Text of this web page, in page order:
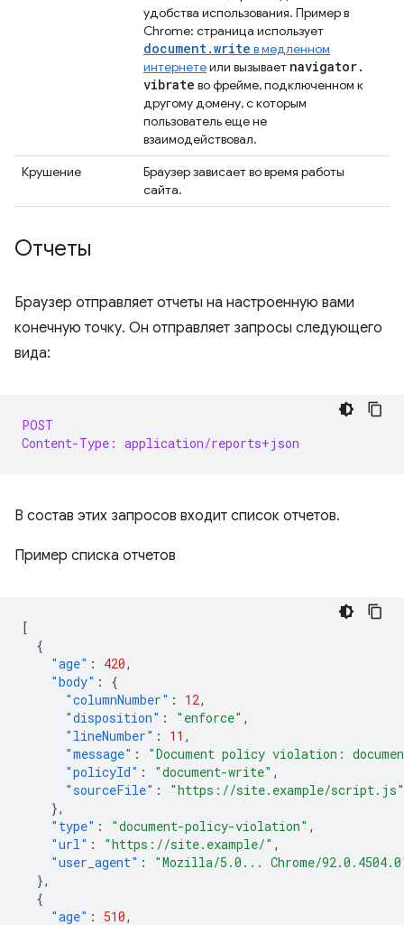
удобства использования. Пример в
Chrome: страница использует
document.write в медленном
интернетеили вызывает navigator.
vibrate во фрейме, подключенном к
другому домену, с которым
пользователь еще не
взаимодействовал.
Крушение
Браузер зависает во время работы
сайта.
Отчеты
Браузер отправляет отчеты на настроенную вами
конечную точку. Он отправляет запросы следующего
вида:
POST
Content-Type: application/reports+json
В состав этих запросов входит список отчетов.
Пример списка отчетов
[
{
"age" : 420,
"body" :
{
"columnNumber" : 12,
"disposition" : "enforce" ,
"lineNumber" : 11 ,
"message" :
"Document policy violation:
"policyId" : "document-write" ,
"sourceFile" :
"https://site.example/script.js"
},
"type" : "document-policy-violation" ,
"url" : "https://site.example/" ,
"user_agent" :
"Mozilla/5.0... Chrome/
},
{
"age" : 510,